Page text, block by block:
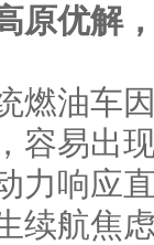
原优解
车因空
容易出
力响应
续航焦